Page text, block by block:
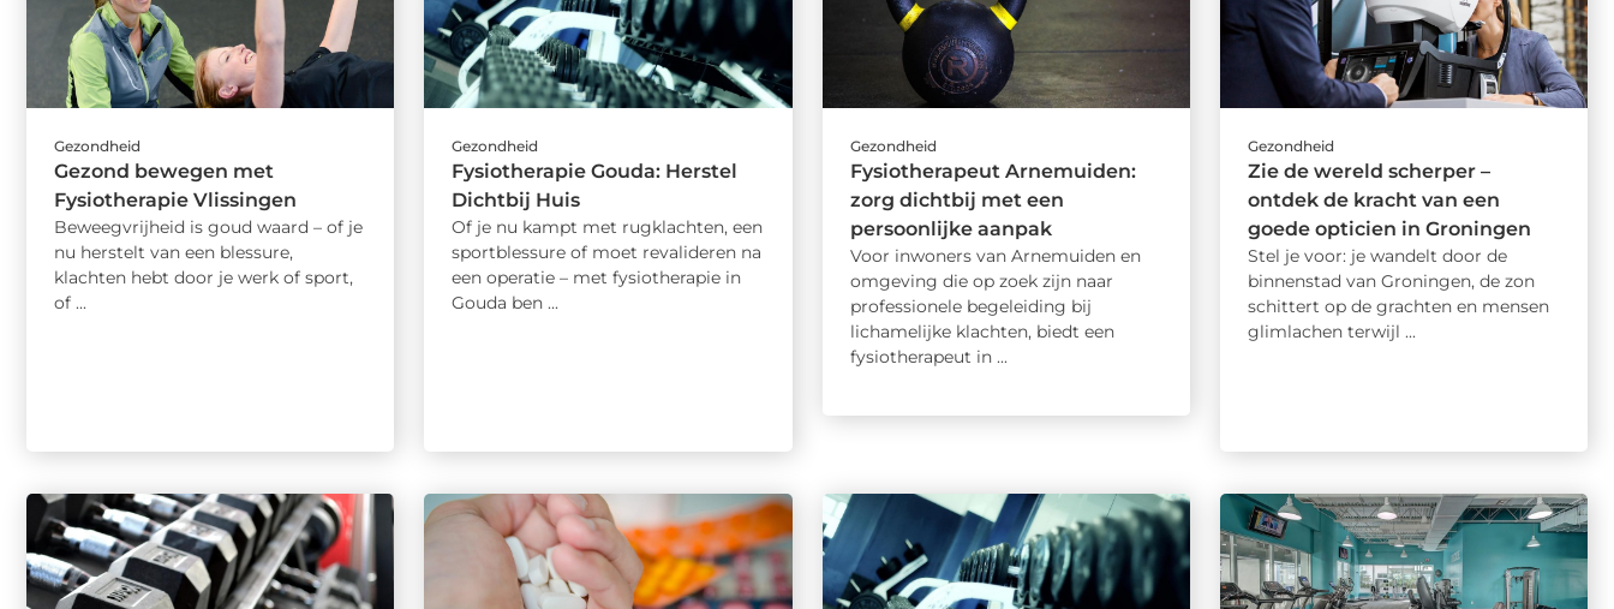
Gezondheid
Gezond bewegen met
Fysiotherapie Vlissingen
Beweegvrijheid is goud waard – of je
nu herstelt van een blessure,
klachten hebt door je werk of sport,
of ...
Gezondheid
Fysiotherapie Gouda: Herstel
Dichtbij Huis
Of je nu kampt met rugklachten, een
sportblessure of moet revalideren na
een operatie – met fysiotherapie in
Gouda ben ...
Gezondheid
Fysiotherapeut Arnemuiden:
zorg dichtbij met een
persoonlijke aanpak
Voor inwoners van Arnemuiden en
omgeving die op zoek zijn naar
professionele begeleiding bij
lichamelijke klachten, biedt een
fysiotherapeut in ...
Gezondheid
Zie de wereld scherper –
ontdek de kracht van een
goede opticien in Groningen
Stel je voor: je wandelt door de
binnenstad van Groningen, de zon
schittert op de grachten en mensen
glimlachen terwijl ...